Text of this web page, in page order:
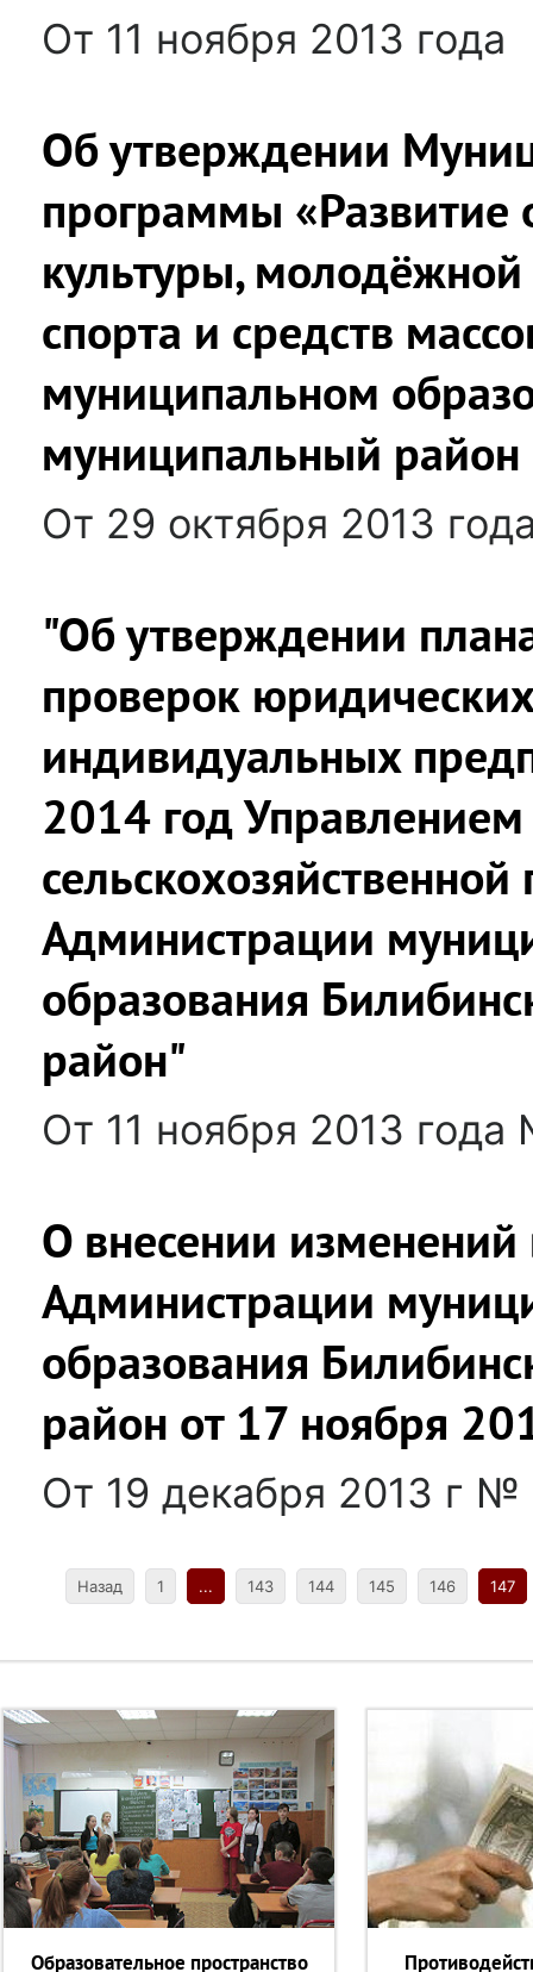
От 11 ноября 2013 года
Об утверждении
программы «Развитие
культуры, молодёжной
спорта и средств
муниципальном
муниципальный
От 29 октября 2013
"Об утверждении
проверок
индивидуальных
2014 год
Администрации
образования
район"
От 11 ноября 2013
О внесении изменений
Администрации
образования
район от 17 ноября
От 19 декабря 2013 г №
Назад 1 ... 143 144 145 146 147
Образовательное пространство